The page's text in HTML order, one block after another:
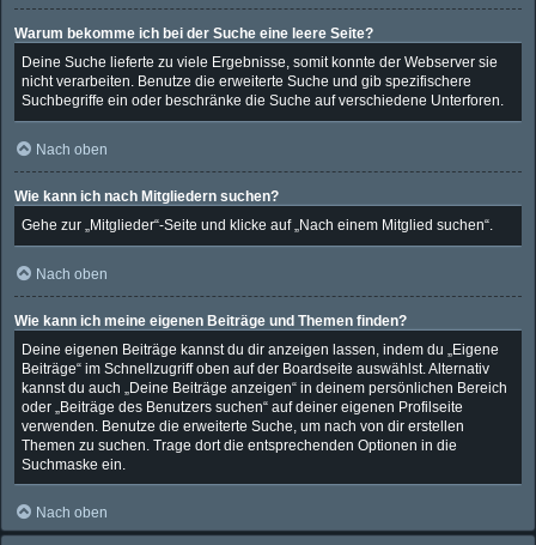
Warum bekomme ich bei der Suche eine leere Seite?
Deine Suche lieferte zu viele Ergebnisse, somit konnte der Webserver sie
nicht verarbeiten. Benutze die erweiterte Suche und gib spezifischere
Suchbegriffe ein oder beschränke die Suche auf verschiedene Unterforen.
Nach oben
Wie kann ich nach Mitgliedern suchen?
Gehe zur „Mitglieder“-Seite und klicke auf „Nach einem Mitglied suchen“.
Nach oben
Wie kann ich meine eigenen Beiträge und Themen finden?
Deine eigenen Beiträge kannst du dir anzeigen lassen, indem du „Eigene
Beiträge“ im Schnellzugriff oben auf der Boardseite auswählst. Alternativ
kannst du auch „Deine Beiträge anzeigen“ in deinem persönlichen Bereich
oder „Beiträge des Benutzers suchen“ auf deiner eigenen Profilseite
verwenden. Benutze die erweiterte Suche, um nach von dir erstellen
Themen zu suchen. Trage dort die entsprechenden Optionen in die
Suchmaske ein.
Nach oben